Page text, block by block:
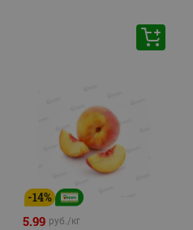
-14%
5.99 руб./кг